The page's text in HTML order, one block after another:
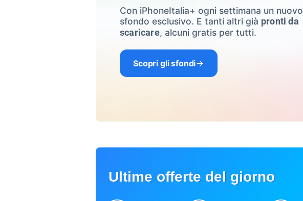
Con iPhoneItalia+ ogni settimana un nuovo
sfondo esclusivo. E tanti altri già pronti da
scaricare, alcuni gratis per tutti.
Scopri gli sfondi
Ultime offerte del giorno